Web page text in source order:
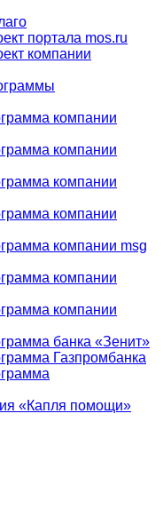
портала mos.ru
компании
компании
компании
компании
компании
компании msg
компании
компании
банка «Зенит»
Газпромбанка
«Капля помощи»